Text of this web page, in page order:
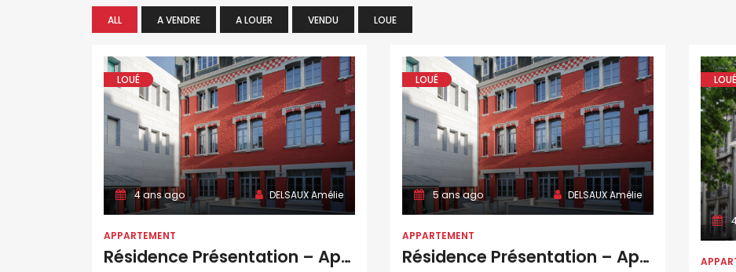
ALL A VENDRE A LOUER VENDU LOUE
LOUÉ
4 ans ago DELSAUX Amélie
APPARTEMENT
Résidence Présentation – Apt C14 – T2 – 51 M2
LOUÉ
5 ans ago DELSAUX Amélie
APPARTEMENT
Résidence Présentation – Apt C32 – T2 – 50 M2
LOUÉ